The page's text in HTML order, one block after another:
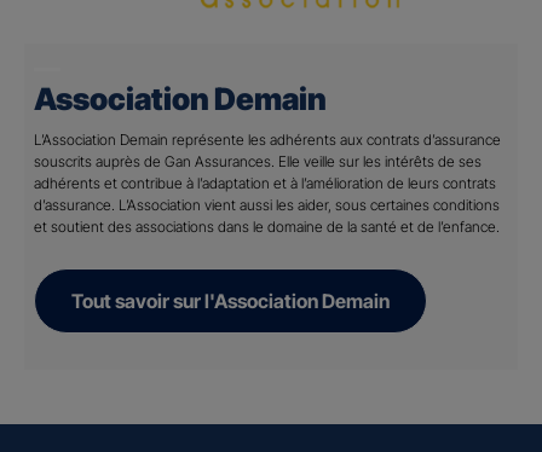
Association Demain
L’Association Demain représente les adhérents aux contrats d’assurance
souscrits auprès de Gan Assurances. Elle veille sur les intérêts de ses
adhérents et contribue à l’adaptation et à l’amélioration de leurs contrats
d’assurance. L’Association vient aussi les aider, sous certaines conditions
et soutient des associations dans le domaine de la santé et de l’enfance.
Tout savoir sur l'Association Demain